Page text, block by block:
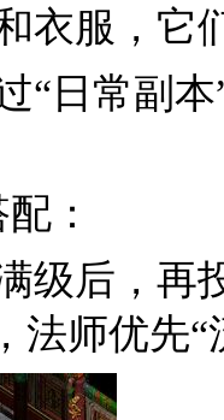
衣服，它
“日常副
：
级后，再
法师优先“